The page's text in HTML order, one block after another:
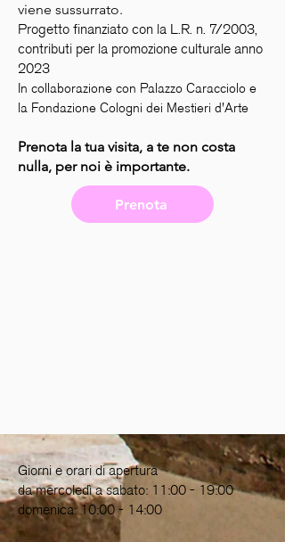
viene sussurrato.
Progetto finanziato con la L.R. n. 7/2003,
contributi per la promozione culturale anno
2023
In collaborazione con Palazzo Caracciolo e
la Fondazione Cologni dei Mestieri d'Arte
Prenota la tua visita, a te non costa
nulla, per noi è importante.
Prenota
Giorni e orari di apertura
da mercoledì a sabato: 11:00 - 19:00
domenica: 10:00 - 14:00